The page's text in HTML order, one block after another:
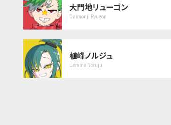
大門地リューゴン
Daimonji Ryugon
植峰ノルジュ
Uemine Noruju